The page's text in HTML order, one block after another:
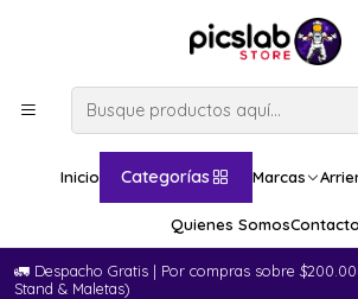
Inicio Categorías Marcas
Quienes SomosContacto
🚛​ Despacho Gratis | Por compras sobre
Stand & Maletas)